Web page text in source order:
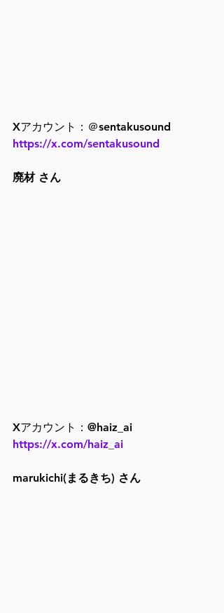
Xアカウント：＠sentakusound
https://x.com/sentakusound
廃材 さん
Xアカウント：@haiz_ai
https://x.com/haiz_ai
marukichi(まるきち) さん